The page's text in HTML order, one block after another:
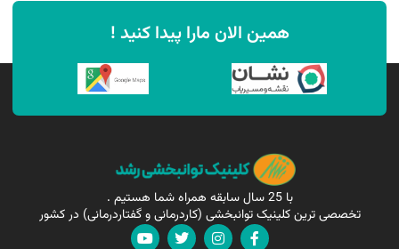
همین الان مارا پیدا کنید !
با 25 سال سابقه همراه شما هستیم .
تخصصی ترین کلینیک توانبخشی (کاردرمانی و گفتاردرمانی) در کشور